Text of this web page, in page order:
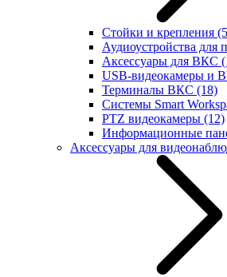
Стойки и крепления
Аудиоустройства для
Аксессуары для ВКС
USB-видеокамеры и
Терминалы ВКС (18)
Системы Smart
PTZ видеокамеры (12)
Информационные
Аксессуары для